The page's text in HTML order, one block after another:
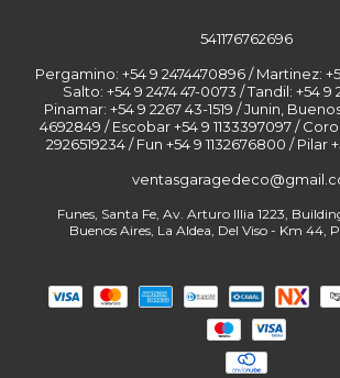
541176762696
Pergamino: +54 9 2474470896 / Martinez:
Salto: +54 9 2474 47-0073 / Tandil: +54
Pinamar: +54 9 2267 43-1519 / Junin,
4692849 / Escobar +54 9 1133397097 /
2926519234 / Fun